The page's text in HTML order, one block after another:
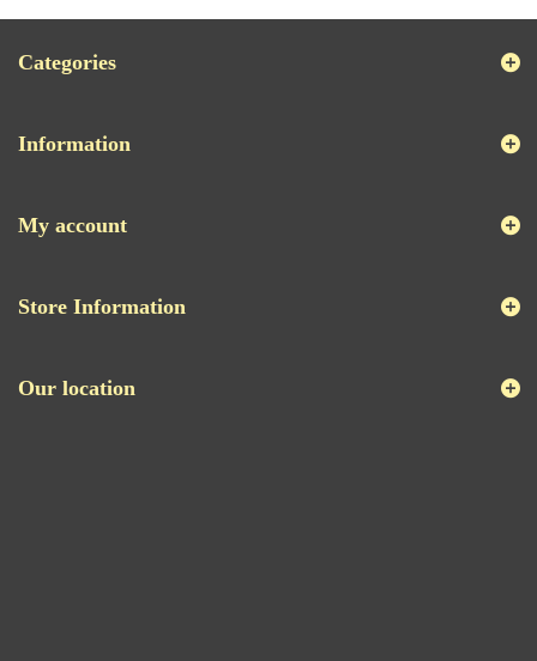
Categories
Information
My account
Store Information
Our location